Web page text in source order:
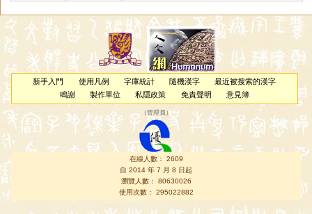
新手入門 使用凡例 字庫統計 隨機漢字
最近被搜索的漢字
鳴謝
製作單位 私隱政策 免責聲明 意見簿
（管理員 ）
在線人數： 2609
自 2014 年 7 月 8 日起
瀏覽人數： 80630026
使用次數： 295022882